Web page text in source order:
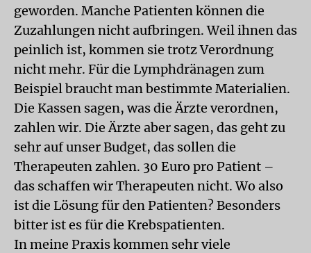
geworden. Manche Patienten können die
Zuzahlungen nicht aufbringen. Weil ihnen das
peinlich ist, kommen sie trotz Verordnung
nicht mehr. Für die Lymphdränagen zum
Beispiel braucht man bestimmte Materialien.
Die Kassen sagen, was die Ärzte verordnen,
zahlen wir. Die Ärzte aber sagen, das geht zu
sehr auf unser Budget, das sollen die
Therapeuten zahlen. 30 Euro pro Patient –
das schaffen wir Therapeuten nicht. Wo also
ist die Lösung für den Patienten? Besonders
bitter ist es für die Krebspatienten.
In meine Praxis kommen sehr viele